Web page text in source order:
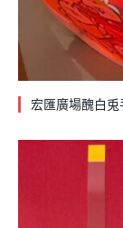
宏匯廣場醜白